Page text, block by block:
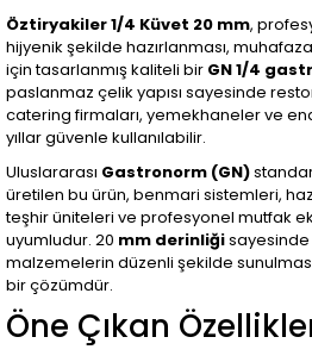
Öztiryakiler 1/4 Küvet 20 mm,
hijyenik şekilde hazırlanması,
için tasarlanmış kaliteli bir GN 1/4
paslanmaz çelik yapısı sayesinde
catering firmaları, yemekhaneler ve
yıllar güvenle kullanılabilir.
Uluslararası Gastronorm (GN)
üretilen bu ürün, benmari sistemleri,
teşhir üniteleri ve profesyonel mutfak
uyumludur. 20 mm derinliği
malzemelerin düzenli şekilde
bir çözümdür.
Öne Çıkan